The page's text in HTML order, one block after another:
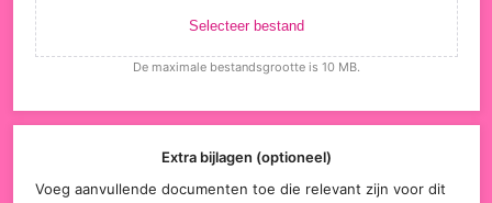
Selecteer bestand
De maximale bestandsgrootte is 10 MB.
Extra bijlagen (optioneel)
Voeg aanvullende documenten toe die relevant zijn voor dit